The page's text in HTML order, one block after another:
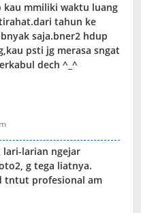
kau mmiliki waktu luang
tahun ke
saja.bner2 hdup
psti jg merasa sngat
dech ^_^
lari-larian ngejar
g tega liatnya.
tntut profesional am